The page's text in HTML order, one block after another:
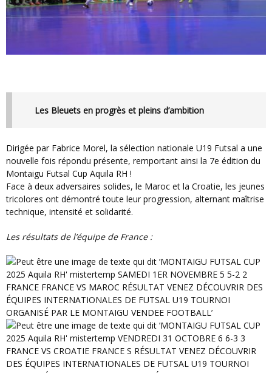
Les Bleuets en progrès et pleins d’ambition
Dirigée par Fabrice Morel, la sélection nationale U19 Futsal a une
nouvelle fois répondu présente, remportant ainsi la 7e édition du
Montaigu Futsal Cup Aquila RH !
Face à deux adversaires solides, le Maroc et la Croatie, les jeunes
tricolores ont démontré toute leur progression, alternant maîtrise
technique, intensité et solidarité.
Les résultats de l’équipe de France :